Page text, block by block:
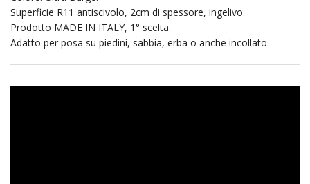
Superficie R11 antiscivolo, 2cm di spessore, ingelivo.
Prodotto MADE IN ITALY, 1° scelta.
Adatto per posa su piedini, sabbia, erba o anche incollato.